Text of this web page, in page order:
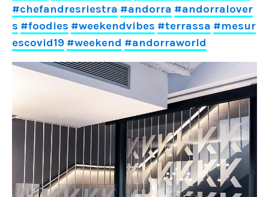
#chefandresriestra #andorra #andorralover
s #foodies #weekendvibes #terrassa #mesur
escovid19 #weekend #andorraworld